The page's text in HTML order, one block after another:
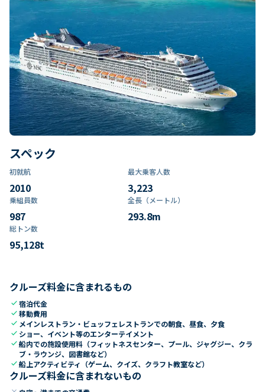
スペック
初就航
2010
最大乗客人数
3,223
乗組員数​
987
全長（メートル）
293.8m
総トン数​
95,128t
クルーズ料金に含まれるもの
check宿泊代金
check移動費用
check メインレストラン・ビュッフェレストランでの朝食、昼食、夕食
check ショー、イベント等のエンターテイメント
check船内での施設使用料（フィットネスセンター、プール、ジャグジー、クラ
ブ・ラウンジ、図書館など）
check船上アクティビティ（ゲーム、クイズ、クラフト教室など）
クルーズ料金に含まれないもの